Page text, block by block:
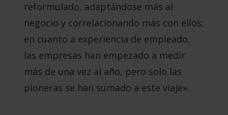
reformulado, adaptándose más al
negocio y correlacionando más con ellos;
en cuanto a experiencia de empleado,
las empresas han empezado a medir
más de una vez al año, pero solo las
pioneras se han sumado a este viaje».